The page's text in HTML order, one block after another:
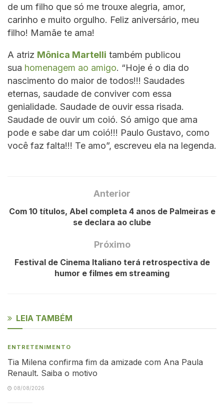
de um filho que só me trouxe alegria, amor,
carinho e muito orgulho. Feliz aniversário, meu
filho! Mamãe te ama!
A atriz Mônica Martelli também publicou
sua homenagem ao amigo. “Hoje é o dia do
nascimento do maior de todos!!! Saudades
eternas, saudade de conviver com essa
genialidade. Saudade de ouvir essa risada.
Saudade de ouvir um coió. Só amigo que ama
pode e sabe dar um coió!!! Paulo Gustavo, como
você faz falta!!! Te amo”, escreveu ela na legenda.
Anterior
Com 10 títulos, Abel completa 4 anos de Palmeiras e
se declara ao clube
Próximo
Festival de Cinema Italiano terá retrospectiva de
humor e filmes em streaming
LEIA TAMBÉM
ENTRETENIMENTO
Tia Milena confirma fim da amizade com Ana Paula
Renault. Saiba o motivo
08/08/2026